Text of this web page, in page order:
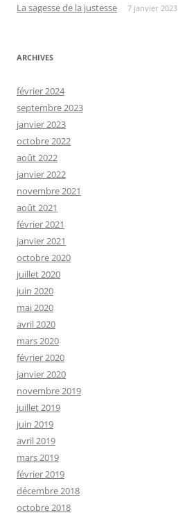
La sagesse de la justesse 7 janvier 2023
ARCHIVES
février 2024
septembre 2023
janvier 2023
octobre 2022
août 2022
janvier 2022
novembre 2021
août 2021
février 2021
janvier 2021
octobre 2020
juillet 2020
juin 2020
mai 2020
avril 2020
mars 2020
février 2020
janvier 2020
novembre 2019
juillet 2019
juin 2019
avril 2019
mars 2019
février 2019
décembre 2018
octobre 2018